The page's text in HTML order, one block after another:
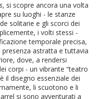
, si scopre ancora una volta
su luoghi - le stanze
solitarie e gli scorci dei
i volti stessi -
temporale precisa,
astratta e tuttavia
dove, a rendersi
corpi - un vibrante “teatro
il disegno essenziale dei
li scuotono e li
si sono avventurati a